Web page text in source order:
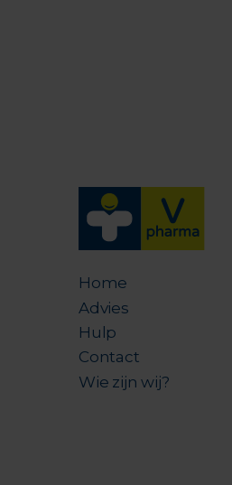
Home
Advies
Hulp
Contact
Wie zijn wij?